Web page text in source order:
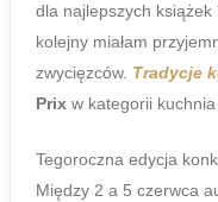
dla najlepszych
kolejny miałam
zwycięzców. Tradycje
Prix w kategorii
Tegoroczna edycja
Między 2 a 5 czerwca